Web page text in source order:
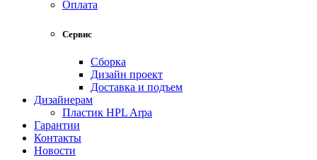
Оплата
Сервис
Сборка
Дизайн проект
Доставка и подъем
Дизайнерам
Пластик HPL Arpa
Гарантии
Контакты
Новости